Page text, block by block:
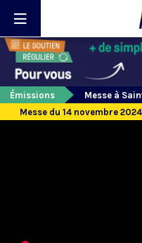
Émissions
Messe à
Messe du 14 novembre